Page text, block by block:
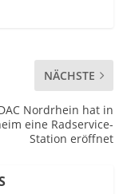
NÄCHSTE
Nordrhein hat in
eine Radservice-
Station eröffnet